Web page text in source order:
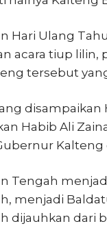
Hari Ulang
acara tiup
tersebut
Habib Ali
Kalteng
Tengah
menjadi
dijauhkan dari